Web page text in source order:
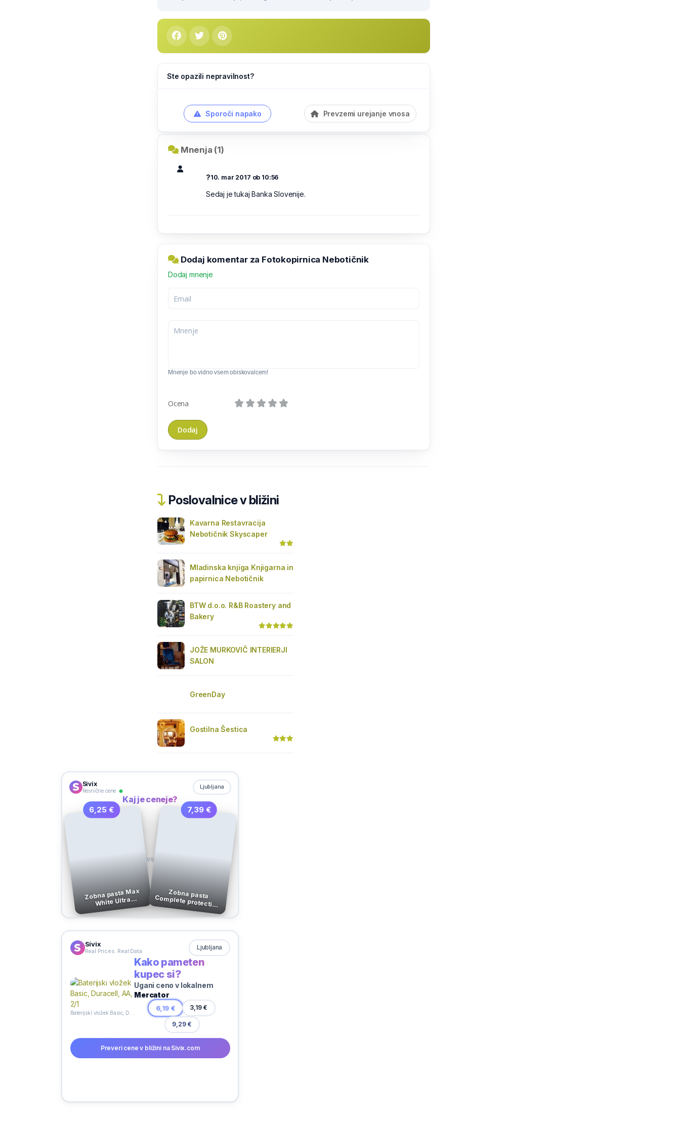
Ste opazili nepravilnost?
Sporoči napako Prevzemi urejanje vnosa
Mnenja (1)
?10. mar 2017 ob 10:56
Sedaj je tukaj Banka Slovenije.
Dodaj komentar za Fotokopirnica Nebotičnik
Dodaj mnenje
Mnenje bo vidno vsem obiskovalcem!
Ocena
Poslovalnice v bližini
Kavarna Restavracija
Nebotičnik Skyscaper
Mladinska knjiga Knjigarna in
papirnica Nebotičnik
BTW d.o.o. R&B Roastery and
Bakery
JOŽE MURKOVIČ INTERIERJI
SALON
GreenDay
Gostilna Šestica
Sivix
Resnične cene
Ljubljana
Kaj je ceneje?
6,25 €
Zobna pasta Max
White Ultra
Freshness Pearls, 50
ml
VS
7,39 €
Zobna pasta
Complete protection White, Sensodyne, 75
ml
Sivix
Real Prices. Real Data Ljubljana
Kako pameten
kupec si?
Ugani ceno v lokalnem
Mercator
6,19 € 3,19 €
9,29 €
Preveri cene v bližini na Sivix.com